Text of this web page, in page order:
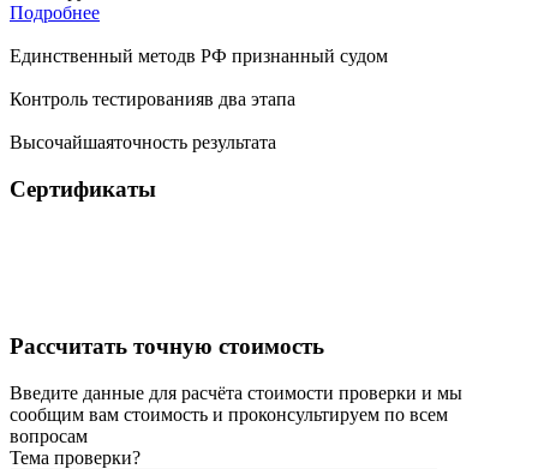
Подробнее
Единственный методв РФ признанный судом
Контроль тестированияв два этапа
Высочайшаяточность результата
Сертификаты
Рассчитать точную стоимость
Введите данные для расчёта стоимости проверки и мы
сообщим вам стоимость и проконсультируем по всем
вопросам
Тема проверки?